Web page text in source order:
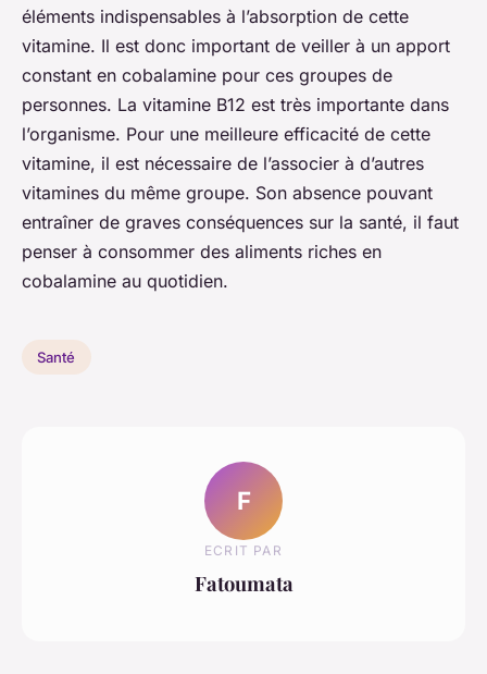
éléments indispensables à l’absorption de cette
vitamine. Il est donc important de veiller à un apport
constant en cobalamine pour ces groupes de
personnes. La vitamine B12 est très importante dans
l’organisme. Pour une meilleure efficacité de cette
vitamine, il est nécessaire de l’associer à d’autres
vitamines du même groupe. Son absence pouvant
entraîner de graves conséquences sur la santé, il faut
penser à consommer des aliments riches en
cobalamine au quotidien.
Santé
F
ECRIT PAR
Fatoumata